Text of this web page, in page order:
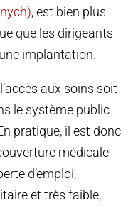
, est bien plus
que les dirigeants
implantation.
aux soins soit
le système public
pratique, il est donc
médicale
d’emploi,
et très faible,